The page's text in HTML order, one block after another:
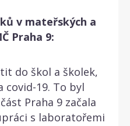
v mateřských a
Praha 9:
do škol a školek,
covid-19. To byl
Praha 9 začala
s laboratořemi